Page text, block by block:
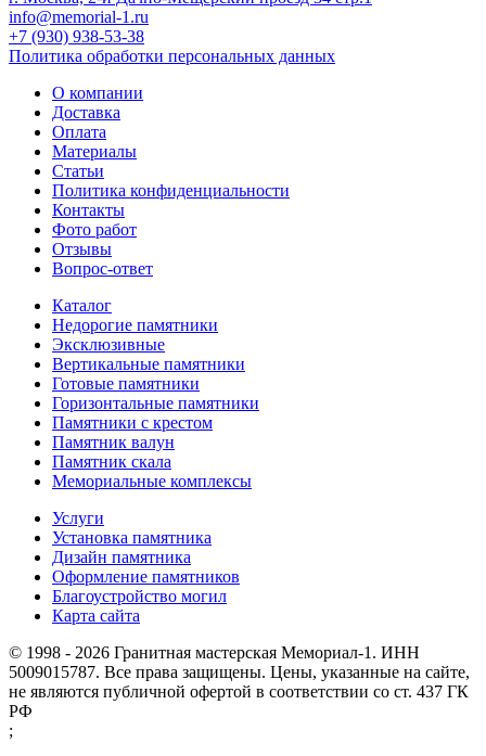
info@memorial-1.ru
+7 (930) 938-53-38
Политика обработки персональных данных
О компании
Доставка
Оплата
Материалы
Статьи
Политика конфиденциальности
Контакты
Фото работ
Отзывы
Вопрос-ответ
Каталог
Недорогие памятники
Эксклюзивные
Вертикальные памятники
Готовые памятники
Горизонтальные памятники
Памятники с крестом
Памятник валун
Памятник скала
Мемориальные комплексы
Услуги
Установка памятника
Дизайн памятника
Оформление памятников
Благоустройство могил
Карта сайта
© 1998 - 2026 Гранитная мастерская Мемориал-1. ИНН
5009015787. Все права защищены. Цены, указанные на сайте,
не являются публичной офертой в соответствии со ст. 437 ГК
РФ
;